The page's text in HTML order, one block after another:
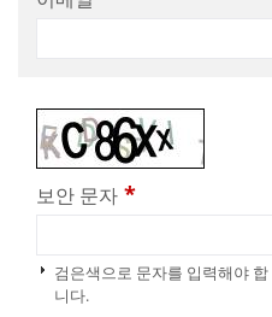
보안 문자 *
검은색으로 문자를 입력해야 합
니다.